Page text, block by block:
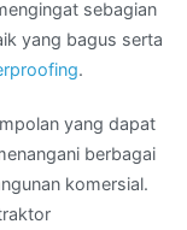
sebagian
yang bagus serta
.
yang dapat
berbagai
komersial.